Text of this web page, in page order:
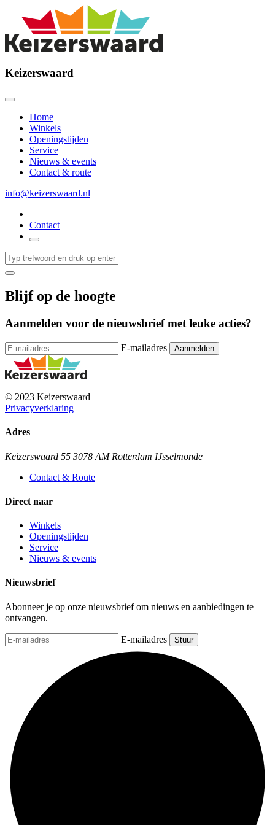
Keizerswaard
Home
Winkels
Openingstijden
Service
Nieuws & events
Contact & route
info@keizerswaard.nl
Contact
Blijf op de hoogte
Aanmelden voor de nieuwsbrief met leuke acties?
E-mailadres
© 2023 Keizerswaard
Privacyverklaring
Adres
Keizerswaard 55 3078 AM Rotterdam IJsselmonde
Contact & Route
Direct naar
Winkels
Openingstijden
Service
Nieuws & events
Nieuwsbrief
Abonneer je op onze nieuwsbrief om nieuws en aanbiedingen te
ontvangen.
E-mailadres